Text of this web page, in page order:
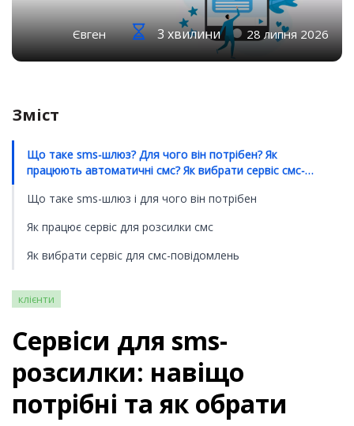
Євген 3 хвилини 28 липня 2026
Зміст
Що таке sms-шлюз? Для чого він потрібен? Як
працюють автоматичні смс? Як вибрати сервіс смс-
Що таке sms-шлюз і для чого він потрібен
Як працює сервіс для розсилки смс
Як вибрати сервіс для смс-повідомлень
клієнти
Cервіси для sms-
розсилки: навіщо
потрібні та як обрати